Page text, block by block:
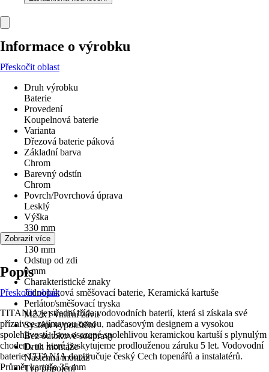
Informace o výrobku
Přeskočit oblast
Druh výrobku
Baterie
Provedení
Koupelnová baterie
Varianta
Dřezová baterie páková
Základní barva
Chrom
Barevný odstín
Chrom
Povrch/Povrchová úprava
Lesklý
Výška
330 mm
Šířka
130 mm
Odstup od zdi
0 mm
Charakteristické znaky
Jednopáková směšovací baterie, Keramická kartuše
Perlátor/směšovací tryska
M22x1 vnitřní závit
Systém vypouštění
Bez odtokové soupravy
Druh montáže
Nástěnná montáž
Typ připojení
Zobrazit více
Popis
Přeskočit oblast
TITANIA je střední třída vodovodních baterií, která si získala své
příznivce zajímavou cenou, nadčasovým designem a vysokou
spolehlivostí. Jsou osazené spolehlivou keramickou kartuší s plynulým
chodem, na které poskytujeme prodlouženou záruku 5 let. Vodovodní
baterie TITANIA doporučuje český Cech topenářů a instalatérů.
Průměr kartuše 35 mm